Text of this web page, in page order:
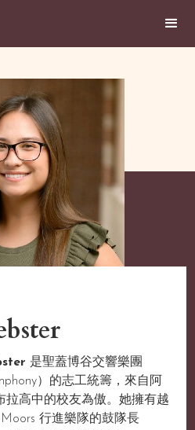
是聖蓋博谷交響樂團
）的志工統籌，來自阿
拉高中的校友為傲。她擁有越
行進樂隊的鼓隊長